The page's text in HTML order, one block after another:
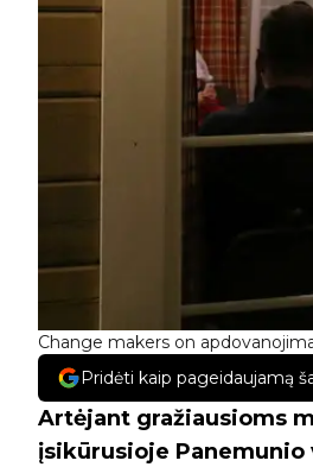
Change makers on
Pridėti kaip pageidaujamą
Artėjant gražiausioms
įsikūrusioje Panemunio